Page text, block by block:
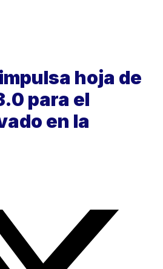
hoja de
para el
en la